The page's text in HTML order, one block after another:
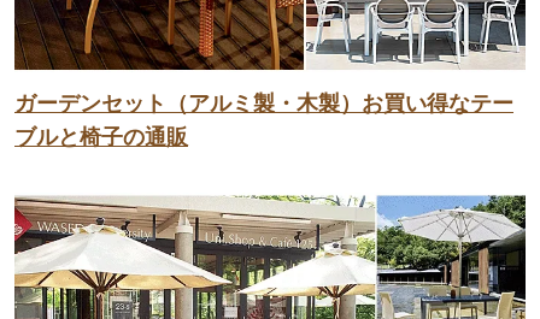
ガーデンセット（アルミ製・木製）お買い得なテー
ブルと椅子の通販